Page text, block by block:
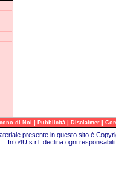
di Noi | Pubblicità | Disclaimer |
presente in questo sito è
Info4U s.r.l. declina ogni